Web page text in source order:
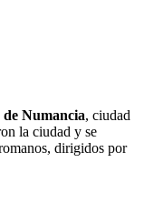
de Numancia, ciudad
la ciudad y se
dirigidos por